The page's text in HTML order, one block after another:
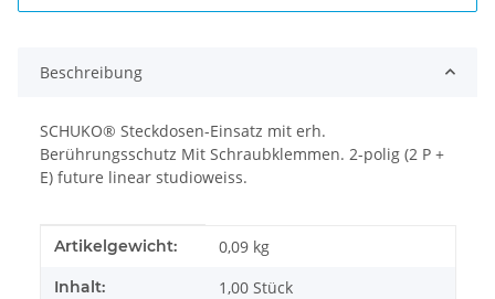
Beschreibung
SCHUKO® Steckdosen-Einsatz mit erh.
Berührungsschutz Mit Schraubklemmen. 2-polig (2 P +
E) future linear studioweiss.
Produkteigenschaft
Wert
Artikelgewicht: 0,09 kg
Inhalt: 1,00 Stück